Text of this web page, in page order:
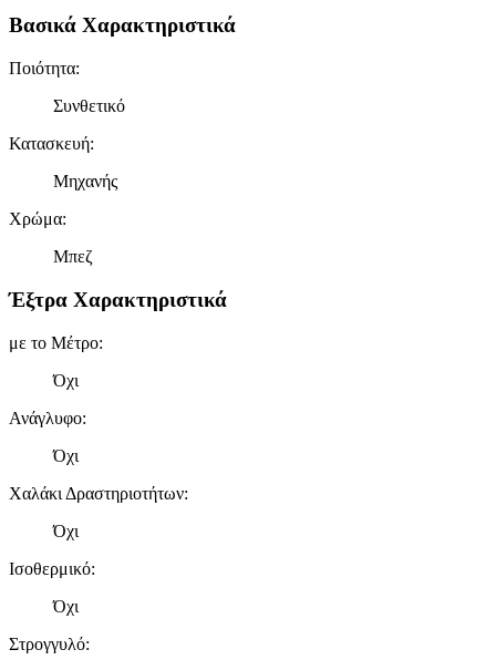
Βασικά Χαρακτηριστικά
Ποιότητα:
Συνθετικό
Κατασκευή:
Μηχανής
Χρώμα:
Μπεζ
Έξτρα Χαρακτηριστικά
με το Μέτρο:
Όχι
Ανάγλυφο:
Όχι
Χαλάκι Δραστηριοτήτων:
Όχι
Ισοθερμικό:
Όχι
Στρογγυλό: